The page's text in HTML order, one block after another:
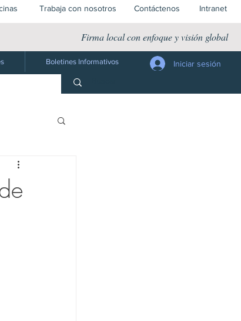
Boletines Informativos Iniciar sesión
Trabaja con nosotros Contáctenos Intranet
Firma local con enfoque y visión global